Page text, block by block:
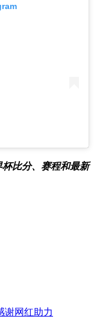
杯比分、赛程和最新
谢网红助力